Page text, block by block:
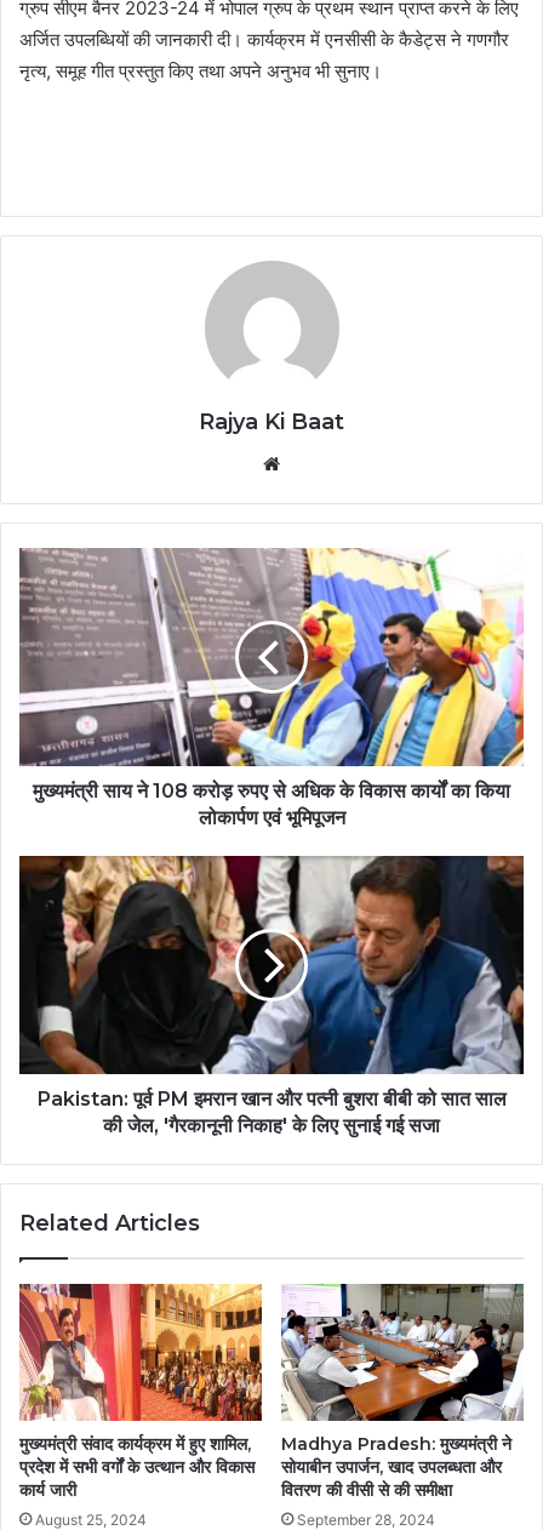
ग्रुप सीएम बैनर 2023-24 में भोपाल ग्रुप के प्रथम स्थान प्राप्त करने के लिए
अर्जित उपलब्धियों की जानकारी दी। कार्यक्रम में एनसीसी के कैडेट्स ने गणगौर
नृत्य, समूह गीत प्रस्तुत किए तथा अपने अनुभव भी सुनाए।
Rajya Ki Baat
मुख्यमंत्री साय ने 108 करोड़ रुपए से अधिक के विकास कार्यों का किया
लोकार्पण एवं भूमिपूजन
Pakistan: पूर्व PM इमरान खान और पत्नी बुशरा बीबी को सात साल
की जेल, 'गैरकानूनी निकाह' के लिए सुनाई गई सजा
Related Articles
मुख्यमंत्री संवाद कार्यक्रम में हुए शामिल,
प्रदेश में सभी वर्गों के उत्थान और विकास
कार्य जारी
August 25, 2024
Madhya Pradesh: मुख्यमंत्री ने
सोयाबीन उपार्जन, खाद उपलब्धता और
वितरण की वीसी से की समीक्षा
September 28, 2024